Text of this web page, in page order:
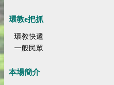
環教e把抓
環教快遞
一般民眾
本場簡介